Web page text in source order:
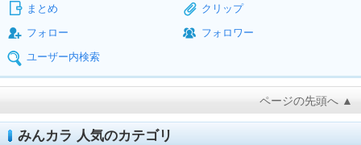
まとめ
クリップ
フォロー
フォロワー
ユーザー内検索
ページの先頭へ ▲
みんカラ 人気のカテゴリ